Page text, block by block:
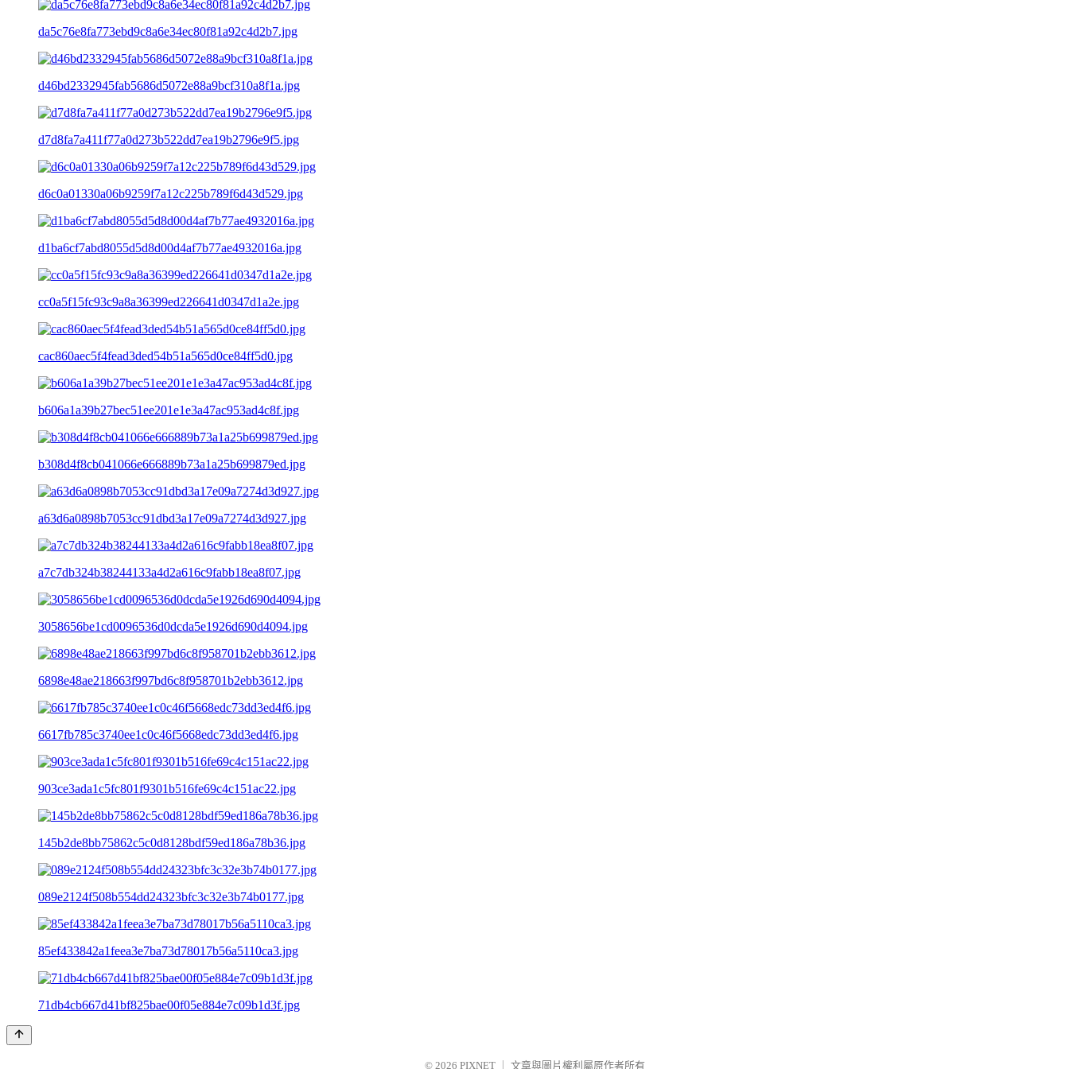
da5c76e8fa773ebd9c8a6e34ec80f81a92c4d2b7.jpg
d46bd2332945fab5686d5072e88a9bcf310a8f1a.jpg
d7d8fa7a411f77a0d273b522dd7ea19b2796e9f5.jpg
d6c0a01330a06b9259f7a12c225b789f6d43d529.jpg
d1ba6cf7abd8055d5d8d00d4af7b77ae4932016a.jpg
cc0a5f15fc93c9a8a36399ed226641d0347d1a2e.jpg
cac860aec5f4fead3ded54b51a565d0ce84ff5d0.jpg
b606a1a39b27bec51ee201e1e3a47ac953ad4c8f.jpg
b308d4f8cb041066e666889b73a1a25b699879ed.jpg
a63d6a0898b7053cc91dbd3a17e09a7274d3d927.jpg
a7c7db324b38244133a4d2a616c9fabb18ea8f07.jpg
3058656be1cd0096536d0dcda5e1926d690d4094.jpg
6898e48ae218663f997bd6c8f958701b2ebb3612.jpg
6617fb785c3740ee1c0c46f5668edc73dd3ed4f6.jpg
903ce3ada1c5fc801f9301b516fe69c4c151ac22.jpg
145b2de8bb75862c5c0d8128bdf59ed186a78b36.jpg
089e2124f508b554dd24323bfc3c32e3b74b0177.jpg
85ef433842a1feea3e7ba73d78017b56a5110ca3.jpg
71db4cb667d41bf825bae00f05e884e7c09b1d3f.jpg
© 2026 PIXNET 文章與圖片權利屬原作者所有